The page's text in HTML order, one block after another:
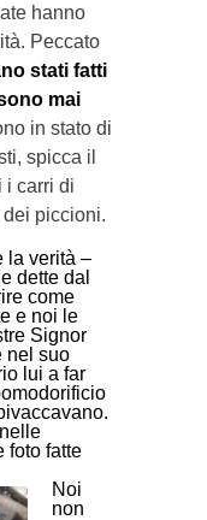
hanno
Peccato
stati fatti
mai
in stato di
spicca il
i carri di
piccioni.
la verità –
dette dal
come
e noi le
Signor
nel suo
lui a far
foto fatte
Noi
non